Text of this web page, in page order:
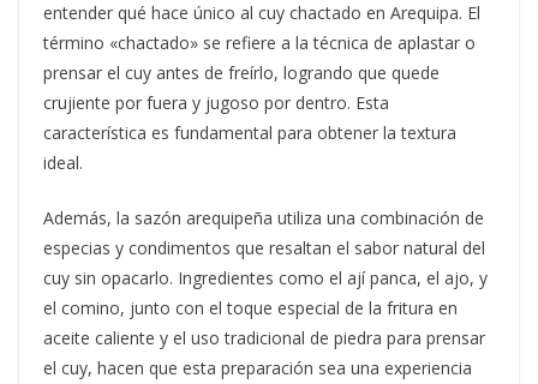
entender qué hace único al cuy chactado en Arequipa. El
término «chactado» se refiere a la técnica de aplastar o
prensar el cuy antes de freírlo, logrando que quede
crujiente por fuera y jugoso por dentro. Esta
característica es fundamental para obtener la textura
ideal.
Además, la sazón arequipeña utiliza una combinación de
especias y condimentos que resaltan el sabor natural del
cuy sin opacarlo. Ingredientes como el ají panca, el ajo, y
el comino, junto con el toque especial de la fritura en
aceite caliente y el uso tradicional de piedra para prensar
el cuy, hacen que esta preparación sea una experiencia